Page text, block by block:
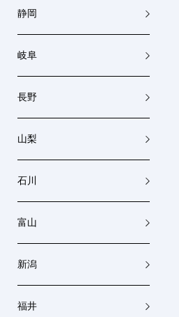
静岡
岐阜
長野
山梨
石川
富山
新潟
福井